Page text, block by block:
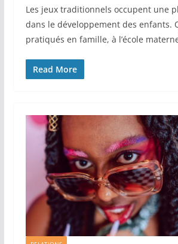
Les jeux traditionnels occupent une
dans le développement des enfants.
pratiqués en famille, à l’école
Read More